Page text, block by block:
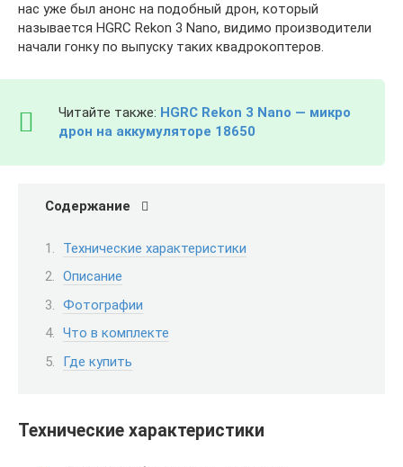
нас уже был анонс на подобный дрон, который
называется HGRC Rekon 3 Nano, видимо производители
начали гонку по выпуску таких квадрокоптеров.
Читайте также: HGRC Rekon 3 Nano — микро
дрон на аккумуляторе 18650
Содержание
Технические характеристики
Описание
Фотографии
Что в комплекте
Где купить
Технические характеристики